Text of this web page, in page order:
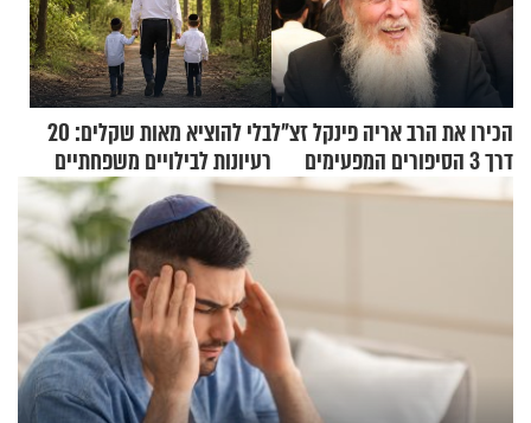
הכירו את הרב אריה פינקל זצ"ל
דרך 3 הסיפורים המפעימים
האלה
בלי להוציא מאות שקלים: 20
רעיונות לבילויים משפחתיים
כמעט בחינם